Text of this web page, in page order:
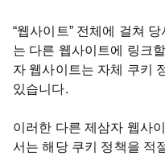
“웹사이트” 전체에 걸쳐
는 다른 웹사이트에 링크
자 웹사이트는 자체 쿠키
있습니다.
이러한 다른 제삼자 웹사
서는 해당 쿠키 정책을 적